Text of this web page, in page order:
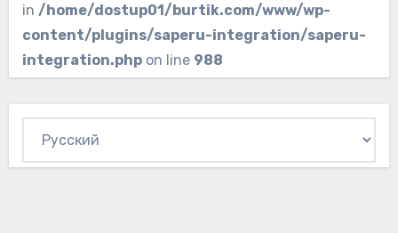
in /home/dostup01/burtik.com/www/wp-
content/plugins/saperu-integration/saperu-
integration.phpon line 988
язык